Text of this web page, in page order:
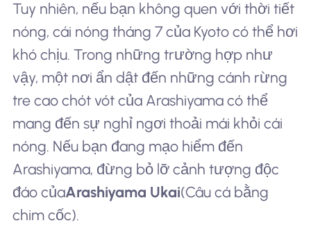
Tuy nhiên, nếu bạn không quen với thời tiết
nóng, cái nóng tháng 7 của Kyoto có thể hơi
khó chịu. Trong những trường hợp như
vậy, một nơi ẩn dật đến những cánh rừng
tre cao chót vót của Arashiyama có thể
mang đến sự nghỉ ngơi thoải mái khỏi cái
nóng. Nếu bạn đang mạo hiểm đến
Arashiyama, đừng bỏ lỡ cảnh tượng độc
đáo củaArashiyama Ukai(Câu cá bằng
chim cốc).